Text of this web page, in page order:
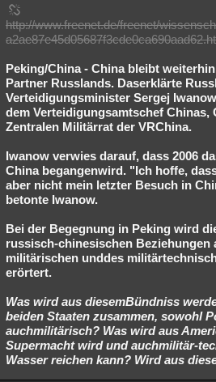
Spiritualität
Natur Umfragen Unterhaltung
weitere Rubriken
Philosophie Träume Orte
Astronomie Helpdesk Gruppen
Musik Clash Verbesserungen
Übersichten
Besucht Teilgenommen
Lesenswert Schlüsselwörter
http://www.freenet.de/freenet/
Peking/China - China bleibt
Partner Russlands. Daserklärte
Verteidigungsminister Sergej
dem Verteidigungsamtschef Chinas,
Zentralen Militärrat der VRChina.
Iwanow verwies darauf, dass 2006
China begangenwird. "Ich hoffe,
aber nicht mein letzter Besuch in
betonte Iwanow.
Bei der Begegnung in Peking wird
russisch-chinesischen Beziehungen
militärischen unddes
erörtert.
Was wird aus diesemBündniss
beiden Staaten zusammen, sowohl
auchmilitärisch? Was wird aus
Supermacht wird und auchmilitär-
Wasser reichen kann? Wird aus